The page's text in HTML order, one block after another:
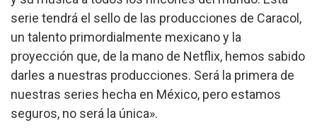
serie tendrá el sello de las producciones de Caracol,
un talento primordialmente mexicano y la
proyección que, de la mano de Netflix, hemos sabido
darles a nuestras producciones. Será la primera de
nuestras series hecha en México, pero estamos
seguros, no será la única».